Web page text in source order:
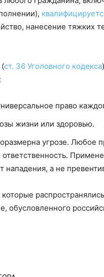
нанесение тяжких
ст. 36 Уголовного кодекса
право
жизни или здоровью.
угрозе. Любое
а не
которые
обусловленного